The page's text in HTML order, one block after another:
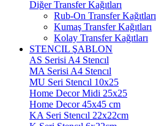
Diğer Transfer Kağıtları
Rub-On Transfer Kağıtları
Kumaş Transfer Kağıtları
Kolay Transfer Kağıtları
STENCIL ŞABLON
AS Serisi A4 Stencıl
MA Serisi A4 Stencıl
MU Seri Stencıl 10x25
Home Decor Midi 25x25
Home Decor 45x45 cm
KA Seri Stencıl 22x22cm